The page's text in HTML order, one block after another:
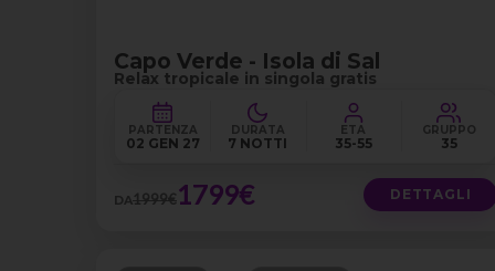
Capo Verde - Isola di Sal
Relax tropicale in singola gratis
PARTENZA
02 GEN 27
DURATA
7 NOTTI
ETÀ
35-55
GRUPPO
35
DA1999€1799€ DETTAGLI